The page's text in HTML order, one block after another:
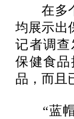
在多个
均展示出
记者调
保健食
品，而且
“蓝帽